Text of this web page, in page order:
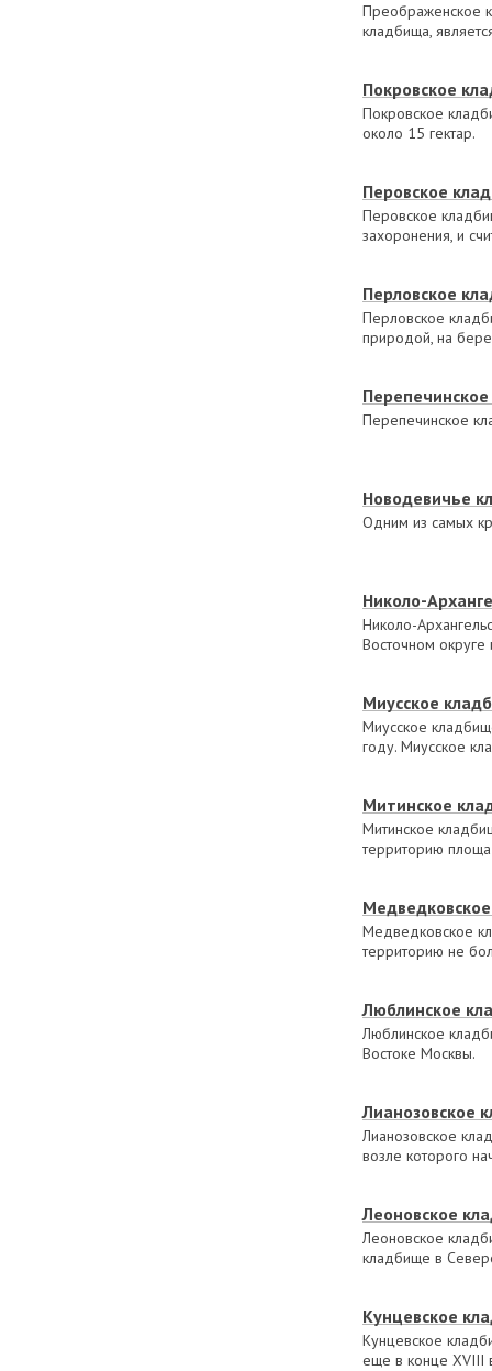
Преображенское
кладбища,
Покровское
Покровское
около 15 гектар.
Перовское
Перовское
захоронения, и
Перловское
Перловское
природой, на
Перепечинское
Новодевичье
Одним из самых
Николо-
Николо-
Восточном
Миусское
Миусское
году. Миусское
Митинское
Митинское
территорию
Медведковское
территорию не
Люблинское
Люблинское
Востоке Москвы.
Лианозовское
Лианозовское
возле которого
Леоновское
Леоновское
кладбище в
Кунцевское
Кунцевское
еще в конце XVIII